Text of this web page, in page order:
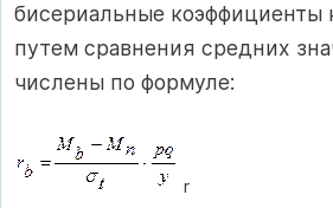
бисериальные ко­эффициенты
путем сравнения средних
числены по формуле:
r